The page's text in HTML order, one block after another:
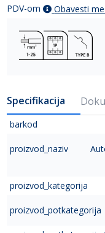
PDV-om
Obavesti
Specifikacija
barkod
proizvod_naziv
proizvod_kategorija
proizvod_potkategorija